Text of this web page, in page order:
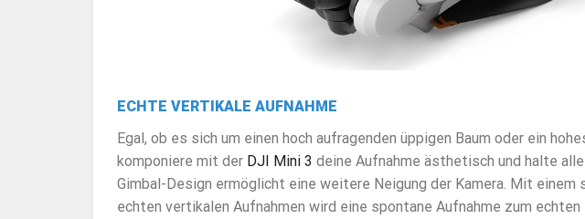
ECHTE VERTIKALE AUFNAHME
Egal, ob es sich um einen hoch aufragenden üppigen Baum oder ein
komponiere mit der DJI Mini 3 deine Aufnahme ästhetisch und halte
Gimbal-Design ermöglicht eine weitere Neigung der Kamera. Mit einem
echten vertikalen Aufnahmen wird eine spontane Aufnahme zum